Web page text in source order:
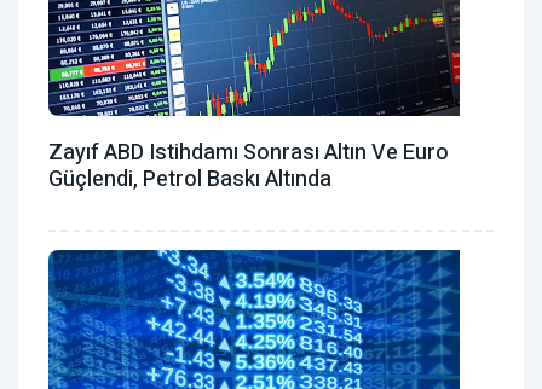
Zayıf ABD Istihdamı Sonrası Altın Ve Euro
Güçlendi, Petrol Baskı Altında